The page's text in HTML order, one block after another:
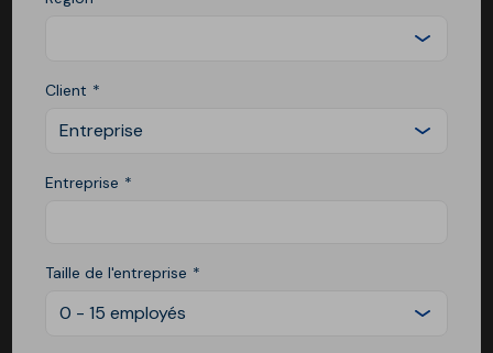
Client
Entreprise
Entreprise
Taille de l'entreprise
0 - 15 employés